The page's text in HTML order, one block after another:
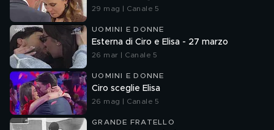
29 mag | Canale 5
UOMINI E DONNE
Esterna di Ciro e Elisa - 27 marzo
26 mar | Canale 5
UOMINI E DONNE
Ciro sceglie Elisa
26 mag | Canale 5
GRANDE FRATELLO